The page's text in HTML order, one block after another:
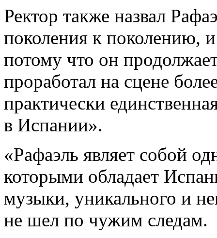
Ректор также назвал
поколения к поколению,
потому что он
проработал на сцене
практически
в Испании».
«Рафаэль являет собой
которыми обладает
музыки, уникального и
не шел по чужим следам.